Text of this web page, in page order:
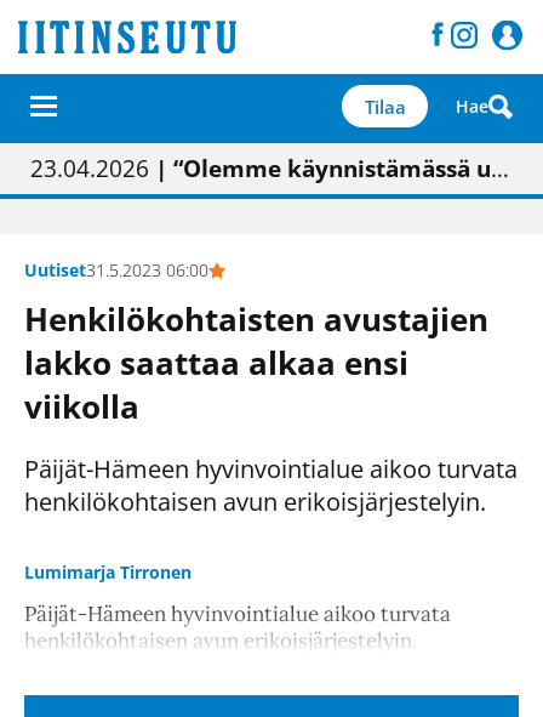
Tilaa Hae
01.02.2026 | Painon vaihtumisen pitäisi näkyä hieman parempana painojäljen laatuna lehdessä
05.02.2026 | Uudistettu kunnantalo on valoisa
23.04.2026 | “Olemme käynnistämässä uudelleen keskustavisiotyön”
09.05.2026| "Maalla on totuttu elämään omavaraisemmin kuin kaupungissa"
Uutiset31.5.2023 06:00
Henkilökohtaisten avustajien
lakko saattaa alkaa ensi
viikolla
Päijät-Hämeen hyvinvointialue aikoo turvata
henkilökohtaisen avun erikoisjärjestelyin.
Lumimarja Tirronen
Päijät-Hämeen hyvinvointialue aikoo turvata
henkilökohtaisen avun erikoisjärjestelyin.